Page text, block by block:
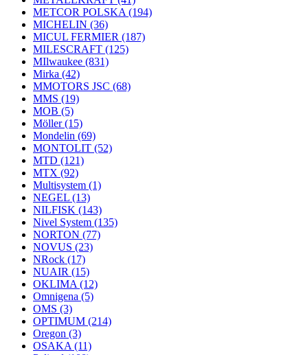
METCOR POLSKA (194)
MICHELIN (36)
MICUL FERMIER (187)
MILESCRAFT (125)
MIlwaukee (831)
Mirka (42)
MMOTORS JSC (68)
MMS (19)
MOB (5)
Möller(15)
Mondelin (69)
MONTOLIT (52)
MTD (121)
MTX (92)
Multisystem (1)
NEGEL (13)
NILFISK (143)
Nivel System (135)
NORTON (77)
NOVUS (23)
NRock (17)
NUAIR (15)
OKLIMA (12)
Omnigena (5)
OMS (3)
OPTIMUM (214)
Oregon (3)
OSAKA (11)